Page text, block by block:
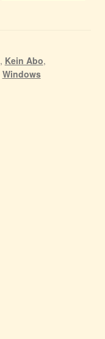
, Kein Abo,
Windows